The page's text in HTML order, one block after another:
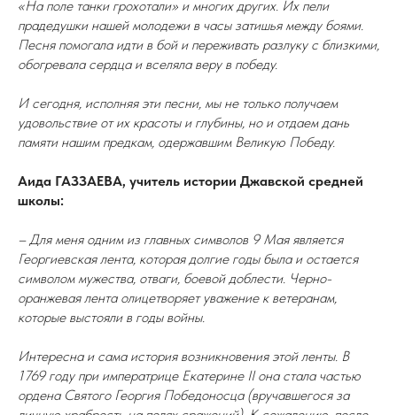
«На поле танки грохотали» и многих других. Их пели
прадедушки нашей молодежи в часы затишья между боями.
Песня помогала идти в бой и переживать разлуку с близкими,
обогревала сердца и вселяла веру в победу.
И сегодня, исполняя эти песни, мы не только получаем
удовольствие от их красоты и глубины, но и отдаем дань
памяти нашим предкам, одержавшим Великую Победу.
Аида ГАЗЗАЕВА, учитель истории Джавской средней
школы:
– Для меня одним из главных символов 9 Мая является
Георгиевская лента, которая долгие годы была и остается
символом мужества, отваги, боевой доблести. Черно-
оранжевая лента олицетворяет уважение к ветеранам,
которые выстояли в годы войны.
Интересна и сама история возникновения этой ленты. В
1769 году при императрице Екатерине II она стала частью
ордена Святого Георгия Победоносца (вручавшегося за